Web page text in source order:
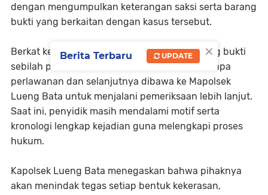
dengan mengumpulkan keterangan saksi serta barang
bukti yang berkaitan dengan kasus tersebut.
Berkat kerja cepat petugas, pelaku dan barang bukti
sebilah pisau kerambit berhasil diamankan tanpa
perlawanan dan selanjutnya dibawa ke Mapolsek
Lueng Bata untuk menjalani pemeriksaan lebih lanjut.
Saat ini, penyidik masih mendalami motif serta
kronologi lengkap kejadian guna melengkapi proses
hukum.
Kapolsek Lueng Bata menegaskan bahwa pihaknya
akan menindak tegas setiap bentuk kekerasan,
×
Berita Terbaru UPDATE